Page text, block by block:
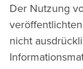
Der Nutzung
nicht